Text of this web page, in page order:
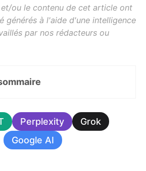
Perplexity
Grok
Google AI